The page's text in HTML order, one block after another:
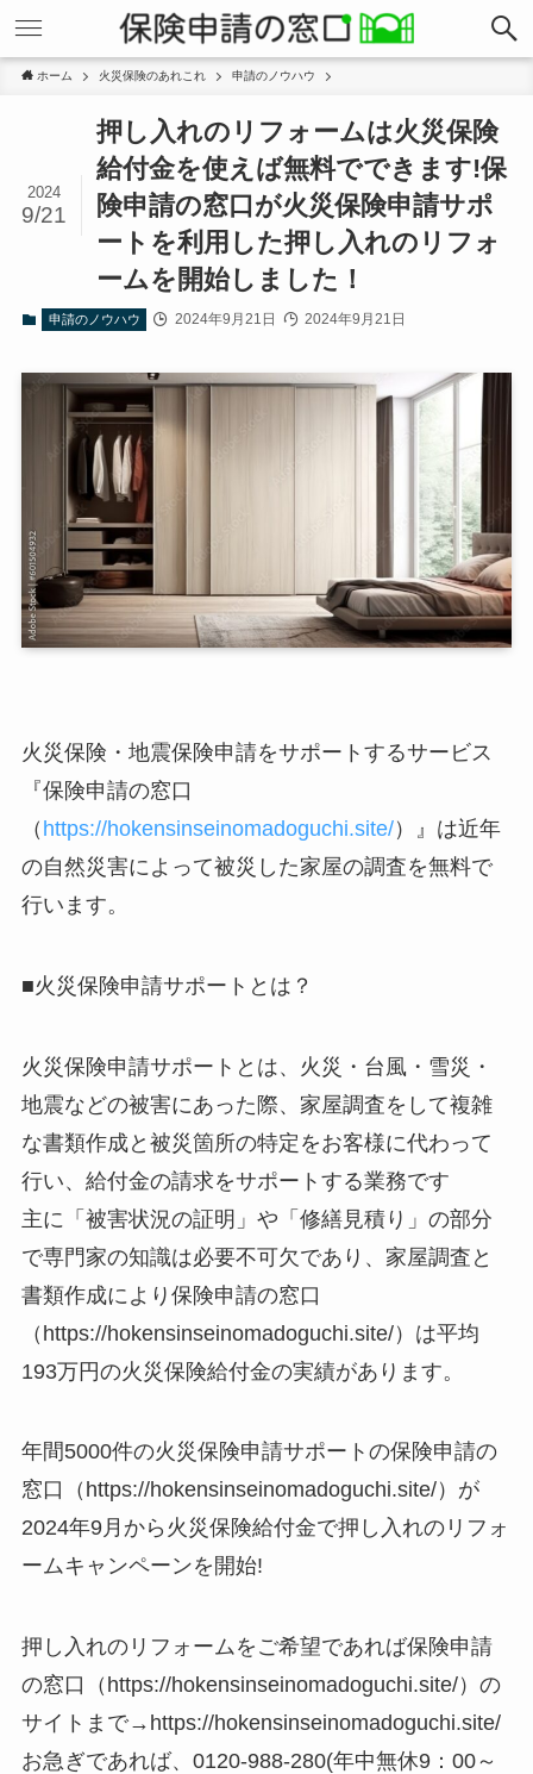
ホーム 火災保険のあれこれ 申請のノウハウ
押し入れのリフォームは火災保険
給付金を使えば無料でできます!保
険申請の窓口が火災保険申請サポ
ートを利用した押し入れのリフォ
ームを開始しました！
2024
9/21
申請のノウハウ 2024年9月21日 2024年9月21日
火災保険・地震保険申請をサポートするサービス
『保険申請の窓口
（ https://hokensinseinomadoguchi.site/）』は近年
の自然災害によって被災した家屋の調査を無料で
行います。
■火災保険申請サポートとは？
火災保険申請サポートとは、火災・台風・雪災・
地震などの被害にあった際、家屋調査をして複雑
な書類作成と被災箇所の特定をお客様に代わって
行い、給付金の請求をサポートする業務です
主に「被害状況の証明」や「修繕見積り」の部分
で専門家の知識は必要不可欠であり、家屋調査と
書類作成により保険申請の窓口
（https://hokensinseinomadoguchi.site/）は平均
193万円の火災保険給付金の実績があります。
年間5000件の火災保険申請サポートの保険申請の
窓口（https://hokensinseinomadoguchi.site/）が
2024年9月から火災保険給付金で押し入れのリフォ
ームキャンペーンを開始!
押し入れのリフォームをご希望であれば保険申請
の窓口（https://hokensinseinomadoguchi.site/）の
サイトまで→https://hokensinseinomadoguchi.site/
お急ぎであれば、0120-988-280(年中無休9：00～